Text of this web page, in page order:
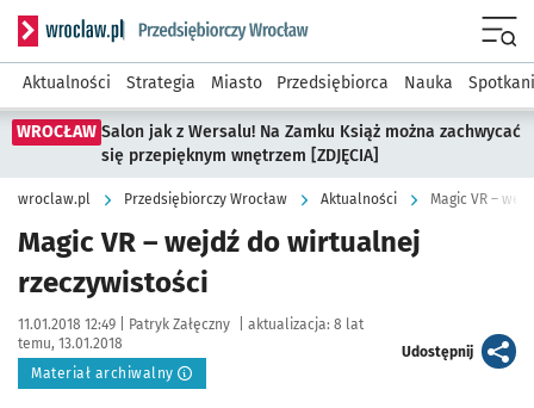
Serwis informacyjny wroclaw.pl podserwis: Strategia
Aktualności Strategia Miasto Przedsiębiorca Nauka
WROCŁAW Salon jak z Wersalu! Na Zamku Książ można zachwycać
się przepięknym wnętrzem [ZDJĘCIA]
wroclaw.pl Przedsiębiorczy Wrocław Aktualności Magic VR –
Magic VR – wejdź do wirtualnej
rzeczywistości
Data publikacji:
11.01.2018 12:49 | Autor:
Patryk Załęczny aktualizacja: 8 lat
temu, 13.01.2018
Materiał archiwalny
Udostępnijartykuł